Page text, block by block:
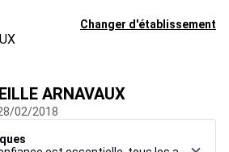
Changer d'établissement
ARNAVAUX
02/2018